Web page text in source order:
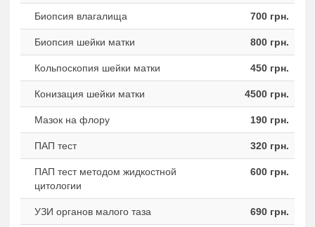
Биопсия влагалища 700 грн.
Биопсия шейки матки 800 грн.
Кольпоскопия шейки матки 450 грн.
Конизация шейки матки 4500 грн.
Мазок на флору 190 грн.
ПАП тест 320 грн.
ПАП тест методом жидкостной
цитологии
600 грн.
УЗИ органов малого таза 690 грн.